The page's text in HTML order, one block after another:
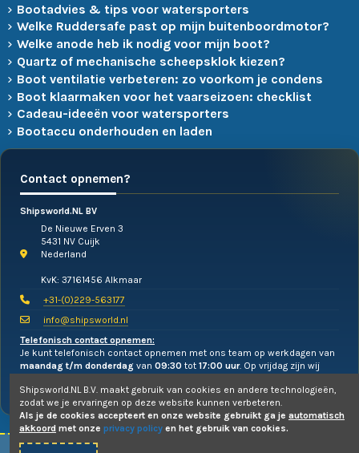
Bootadvies & tips voor watersporters
Welke Ruddersafe past op mijn buitenboordmotor?
Welke anode heb ik nodig voor mijn boot?
Quartz of mechanische scheepsklok kiezen?
Boot ventilatie verbeteren: zo voorkom je condens
Boot klaarmaken voor het vaarseizoen: checklist
Cadeau-ideeën voor watersporters
Bootaccu onderhouden en laden
Contact opnemen?
Shipsworld.NL BV
De Nieuwe Erven 3
5431 NV Cuijk
Nederland
KvK: 37161456 Alkmaar
+31-(0)229-563177
info@shipsworld.nl
Telefonisch contact opnemen:
Je kunt telefonisch contact opnemen met ons team op werkdagen van
maandag t/m donderdag van 09:30 tot 17:00 uur. Op vrijdag zijn wij
Shipsworld.NL B.V. maakt gebruik van cookies en andere technologieën,
zodat we je ervaringen op deze website kunnen verbeteren.
Als je de cookies accepteert en onze website gebruikt ga je automatisch
akkoord met onze privacy policy en het gebruik van cookies.